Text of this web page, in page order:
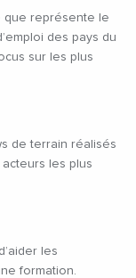
que représente le
des pays du
sur les plus
de terrain réalisés
les plus
les
formation.